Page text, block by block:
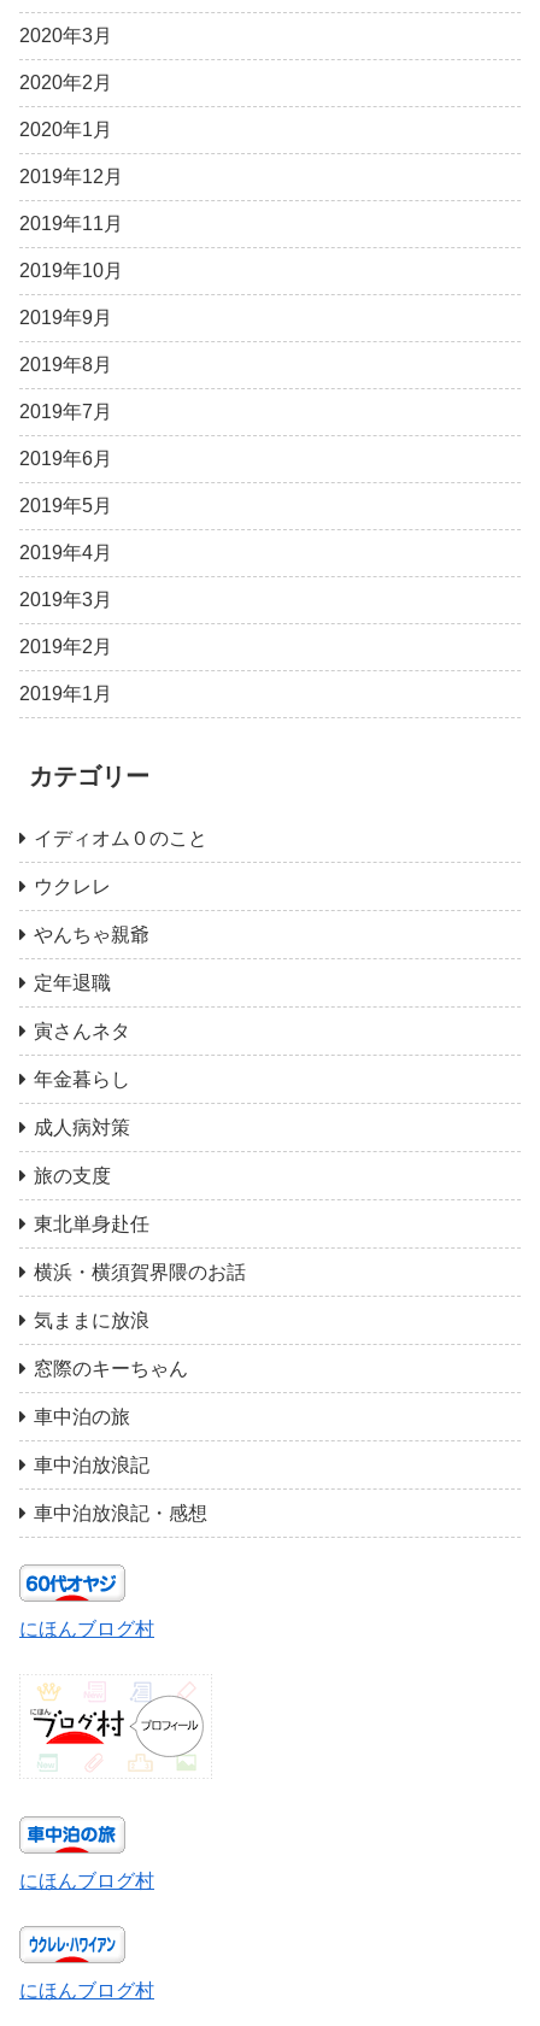
2020年3月
2020年2月
2020年1月
2019年12月
2019年11月
2019年10月
2019年9月
2019年8月
2019年7月
2019年6月
2019年5月
2019年4月
2019年3月
2019年2月
2019年1月
カテゴリー
イディオム０のこと
ウクレレ
やんちゃ親爺
定年退職
寅さんネタ
年金暮らし
成人病対策
旅の支度
東北単身赴任
横浜・横須賀界隈のお話
気ままに放浪
窓際のキーちゃん
車中泊の旅
車中泊放浪記
車中泊放浪記・感想
にほんブログ村
にほんブログ村
にほんブログ村